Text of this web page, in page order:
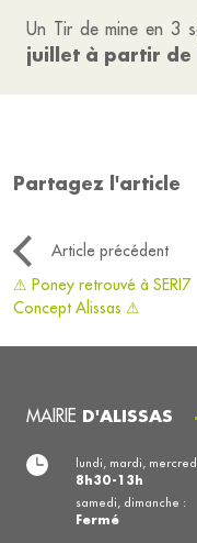
Un Tir de mine en 3
juillet à partir de
Partagez l'article
Article précédent
⚠ Poney retrouvé à SERI7
Concept Alissas ⚠
MAIRIE D'ALISSAS
lundi, mardi,
8h30-13h
samedi, dimanche :
Fermé